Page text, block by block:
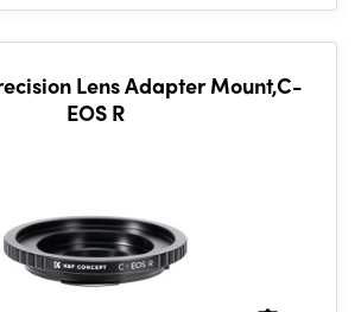
Lens Adapter Mount,C-
EOS R